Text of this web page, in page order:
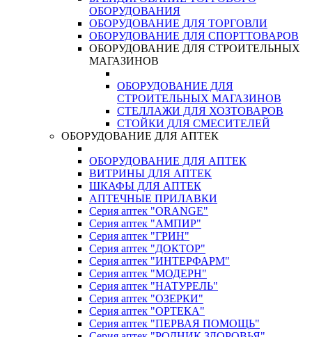
ОБОРУДОВАНИЯ
ОБОРУДОВАНИЕ ДЛЯ ТОРГОВЛИ
ОБОРУДОВАНИЕ ДЛЯ СПОРТТОВАРОВ
ОБОРУДОВАНИЕ ДЛЯ СТРОИТЕЛЬНЫХ
МАГАЗИНОВ
ОБОРУДОВАНИЕ ДЛЯ
СТРОИТЕЛЬНЫХ МАГАЗИНОВ
СТЕЛЛАЖИ ДЛЯ ХОЗТОВАРОВ
СТОЙКИ ДЛЯ СМЕСИТЕЛЕЙ
ОБОРУДОВАНИЕ ДЛЯ АПТЕК
ОБОРУДОВАНИЕ ДЛЯ АПТЕК
ВИТРИНЫ ДЛЯ АПТЕК
ШКАФЫ ДЛЯ АПТЕК
АПТЕЧНЫЕ ПРИЛАВКИ
Серия аптек "ORANGE"
Серия аптек "АМПИР"
Серия аптек "ГРИН"
Серия аптек "ДОКТОР"
Серия аптек "ИНТЕРФАРМ"
Серия аптек "МОДЕРН"
Серия аптек "НАТУРЕЛЬ"
Серия аптек "ОЗЕРКИ"
Серия аптек "ОРТЕКА"
Серия аптек "ПЕРВАЯ ПОМОЩЬ"